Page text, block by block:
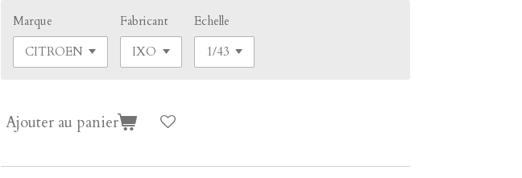
Marque Fabricant Echelle
Ajouter au panier